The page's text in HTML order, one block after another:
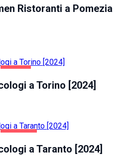
Ristoranti a Pomezia
a Torino [2024]
a Taranto [2024]